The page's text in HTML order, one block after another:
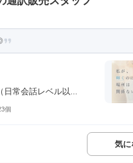
常会話レベル以...
個
気に